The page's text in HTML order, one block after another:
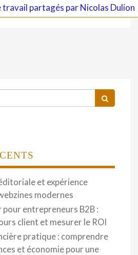
travail partagés par Nicolas Dulion
et expérience
modernes
entrepreneurs B2B :
client et mesurer le ROI
pratique : comprendre
et économie pour une